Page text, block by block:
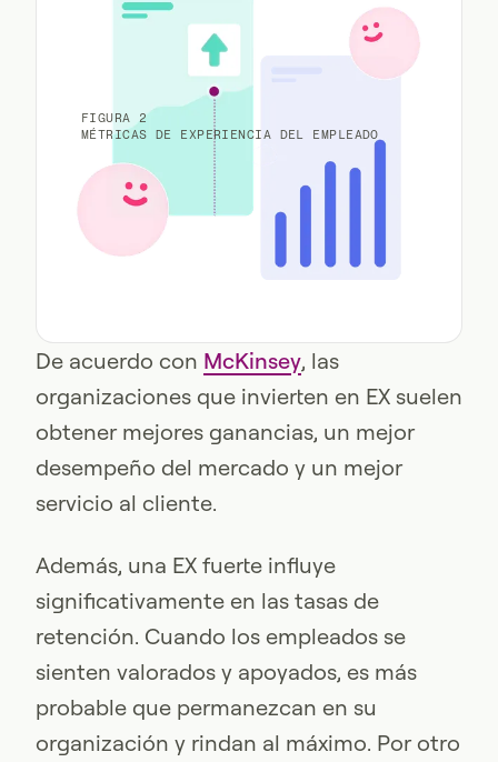
FIGURA 2
MÉTRICAS DE EXPERIENCIA DEL EMPLEADO
De acuerdo con McKinsey, las
organizaciones que invierten en EX suelen
obtener mejores ganancias, un mejor
desempeño del mercado y un mejor
servicio al cliente.
Además, una EX fuerte influye
significativamente en las tasas de
retención. Cuando los empleados se
sienten valorados y apoyados, es más
probable que permanezcan en su
organización y rindan al máximo. Por otro